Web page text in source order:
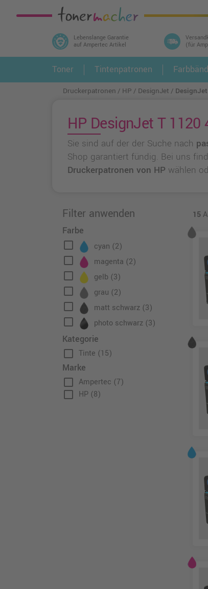
Lebenslange Garantie
auf Ampertec Artikel
(für
In 3 einfachen Schritten ihr Druckermodell
und alle dazu passenden Artikel finden ➤
Toner Tintenpatronen
Druckerpatronen HP DesignJet
HP DesignJet T
Sie sind auf der der Suche nach
Shop garantiert fündig. Bei uns
Druckerpatronen von HP wählen
Filter anwenden
Farbe
check_box_outline_blank cyan (2)
check_box_outline_blank magenta (2)
check_box_outline_blank gelb (3)
check_box_outline_blank grau (2)
check_box_outline_blank matt schwarz (3)
check_box_outline_blank photo schwarz (3)
Kategorie
check_box_outline_blank Tinte (15)
Marke
check_box_outline_blank Ampertec (7)
check_box_outline_blank HP (8)
15